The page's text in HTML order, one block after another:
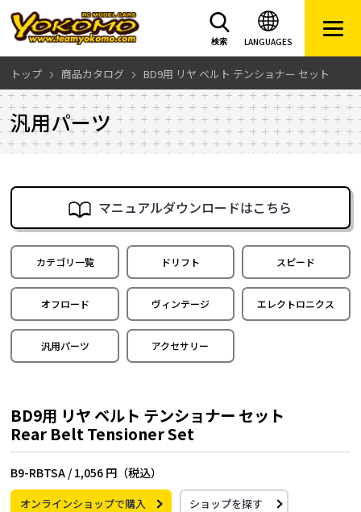
LANGUAGES
検索
トップ 商品カタログ BD9用 リヤ ベルト テンショナー セット
汎用パーツ
マニュアルダウンロードはこちら
カテゴリ一覧 ドリフト スピード
オフロード ヴィンテージ エレクトロニクス
汎用パーツ アクセサリー
BD9用 リヤ ベルト テンショナー セット
Rear Belt Tensioner Set
B9-RBTSA / 1,056 円（税込）
オンラインショップで購入 ショップを探す